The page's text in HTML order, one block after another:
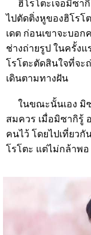
ฮิโรโตะเจอมิซากิ
ไปตัดติ่งหูของฮิโรโ
เดต ก่อนเขาจะบอก
ช่างถ่ายรูป ในครั้ง
โรโตะตัดสินใจที่จะ
เดินตามทางฝัน
ในขณะนั้นเอง มิซ
สมควร เมื่อมิซากิรู้
คนไว้ โดยไปเที่ยว
โรโตะ แต่ไม่กล้าพอ